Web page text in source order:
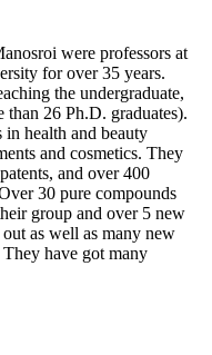
were professors at
for over 35 years.
the undergraduate,
than 26 Ph.D. graduates).
in health and beauty
and cosmetics. They
and over 400
30 pure compounds
group and over 5 new
as well as many new
They have got many